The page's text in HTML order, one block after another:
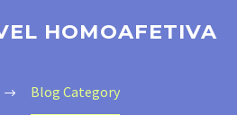
HOMOAFETIVA
Blog Category